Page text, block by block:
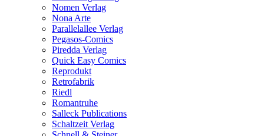
Nomen Verlag
Nona Arte
Parallelallee Verlag
Pegasos-Comics
Piredda Verlag
Quick Easy Comics
Reprodukt
Retrofabrik
Riedl
Romantruhe
Salleck Publications
Schaltzeit Verlag